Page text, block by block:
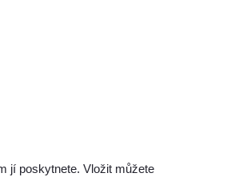
jí poskytnete. Vložit můžete